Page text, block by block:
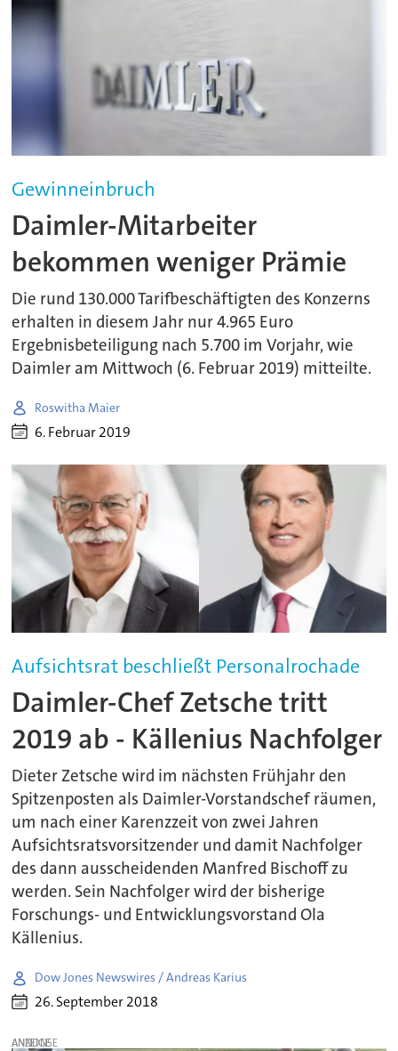
Gewinneinbruch
Daimler-Mitarbeiter
bekommen weniger Prämie
Die rund 130.000 Tarifbeschäftigten des Konzerns
erhalten in diesem Jahr nur 4.965 Euro
Ergebnisbeteiligung nach 5.700 im Vorjahr, wie
Daimler am Mittwoch (6. Februar 2019) mitteilte.
Roswitha Maier
6. Februar 2019
Aufsichtsrat beschließt Personalrochade
Daimler-Chef Zetsche tritt
2019 ab - Källenius Nachfolger
Dieter Zetsche wird im nächsten Frühjahr den
Spitzenposten als Daimler-Vorstandschef räumen,
um nach einer Karenzzeit von zwei Jahren
Aufsichtsratsvorsitzender und damit Nachfolger
des dann ausscheidenden Manfred Bischoff zu
werden. Sein Nachfolger wird der bisherige
Forschungs- und Entwicklungsvorstand Ola
Källenius.
Dow Jones Newswires / Andreas Karius
26. September 2018
ANZEIGE